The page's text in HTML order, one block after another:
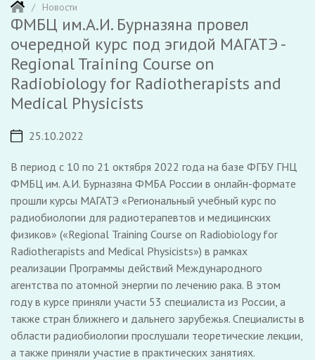
Новости
ФМБЦ им.А.И. Бурназяна провел
очередной курс под эгидой МАГАТЭ -
Regional Training Course on
Radiobiology for Radiotherapists and
Medical Physicists
25.10.2022
В период с 10 по 21 октября 2022 года на базе ФГБУ ГНЦ
ФМБЦ им. А.И. Бурназяна ФМБА России в онлайн-формате
прошли курсы МАГАТЭ «Региональный учебный курс по
радиобиологии для радиотерапевтов и медицинских
физиков» («Regional Training Course on Radiobiology for
Radiotherapists and Medical Physicists») в рамках
реализации Программы действий Международного
агентства по атомной энергии по лечению рака. В этом
году в курсе приняли участи 53 специалиста из России, а
также стран ближнего и дальнего зарубежья. Специалисты в
области радиобиологии прослушали теоретические лекции,
а также приняли участие в практических занятиях.